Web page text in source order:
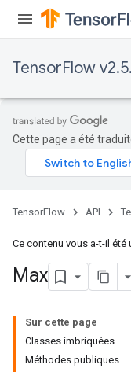
TensorFlow
Cette page a été
TensorFlow API
Ce contenu vous a-t-il été
Max
Sur cette page
Classes imbriquées
Méthodes publiques